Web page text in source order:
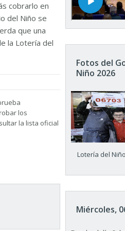
cobrarlo en
del Niño se
que una
la Lotería del
los
la lista oficial
Fotos del
Niño 2026
Lotería del
Miércoles,